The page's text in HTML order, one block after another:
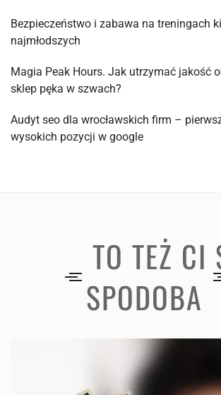
Bezpieczeństwo i zabawa na treningach
najmłodszych
Magia Peak Hours. Jak utrzymać jakość
sklep pęka w szwach?
Audyt seo dla wrocławskich firm –
wysokich pozycji w google
TO TEŻ CI
SPODOBA